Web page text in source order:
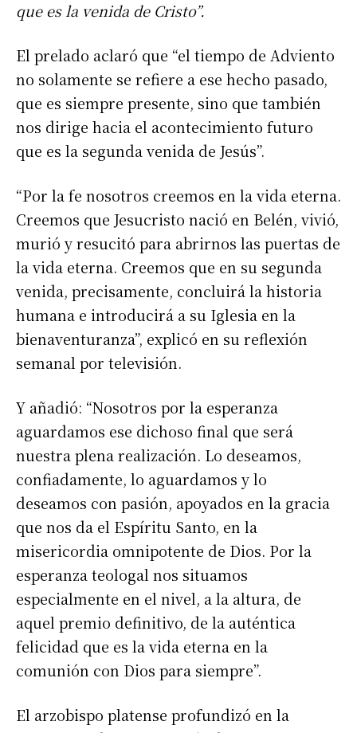
que es la venida de Cristo”.
El prelado aclaró que “el tiempo de Adviento
no solamente se refiere a ese hecho pasado,
que es siempre presente, sino que también
nos dirige hacia el acontecimiento futuro
que es la segunda venida de Jesús”.
“Por la fe nosotros creemos en la vida eterna.
Creemos que Jesucristo nació en Belén, vivió,
murió y resucitó para abrirnos las puertas de
la vida eterna. Creemos que en su segunda
venida, precisamente, concluirá la historia
humana e introducirá a su Iglesia en la
bienaventuranza”, explicó en su reflexión
semanal por televisión.
Y añadió: “Nosotros por la esperanza
aguardamos ese dichoso final que será
nuestra plena realización. Lo deseamos,
confiadamente, lo aguardamos y lo
deseamos con pasión, apoyados en la gracia
que nos da el Espíritu Santo, en la
misericordia omnipotente de Dios. Por la
esperanza teologal nos situamos
especialmente en el nivel, a la altura, de
aquel premio definitivo, de la auténtica
felicidad que es la vida eterna en la
comunión con Dios para siempre”.
El arzobispo platense profundizó en la